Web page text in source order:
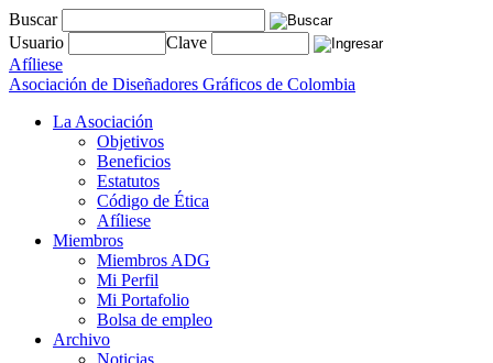
Buscar
Usuario
Clave
Afíliese
Asociación de Diseñadores Gráficos de Colombia
La Asociación
Objetivos
Beneficios
Estatutos
Código de Ética
Afíliese
Miembros
Miembros ADG
Mi Perfil
Mi Portafolio
Bolsa de empleo
Archivo
Noticias